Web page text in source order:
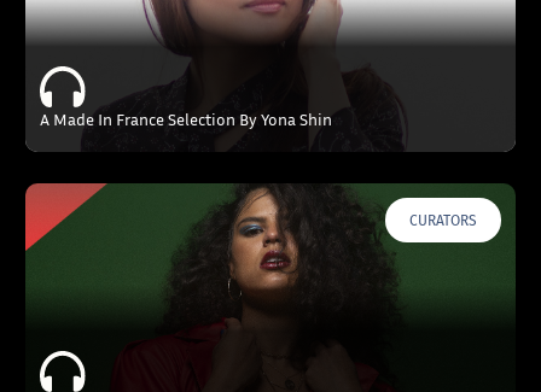
A Made In France Selection By Yona Shin
CURATORS